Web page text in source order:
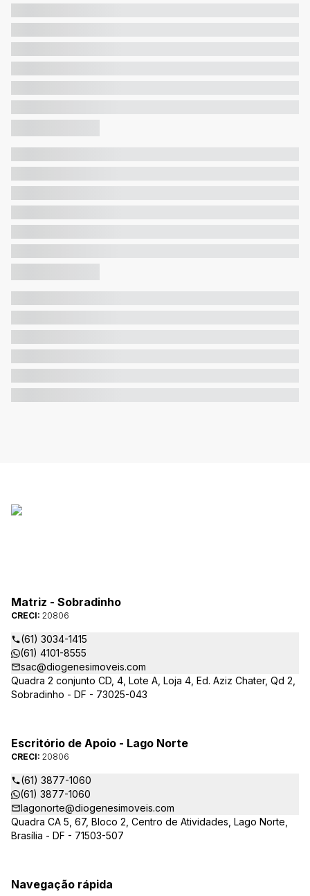
Matriz - Sobradinho
CRECI: 20806
(61) 3034-1415
(61) 4101-8555
sac@diogenesimoveis.com
Quadra 2 conjunto CD, 4, Lote A, Loja 4, Ed. Aziz Chater, Qd 2,
Sobradinho - DF - 73025-043
Escritório de Apoio - Lago Norte
CRECI: 20806
(61) 3877-1060
(61) 3877-1060
lagonorte@diogenesimoveis.com
Quadra CA 5, 67, Bloco 2, Centro de Atividades, Lago Norte,
Brasília - DF - 71503-507
Navegação rápida